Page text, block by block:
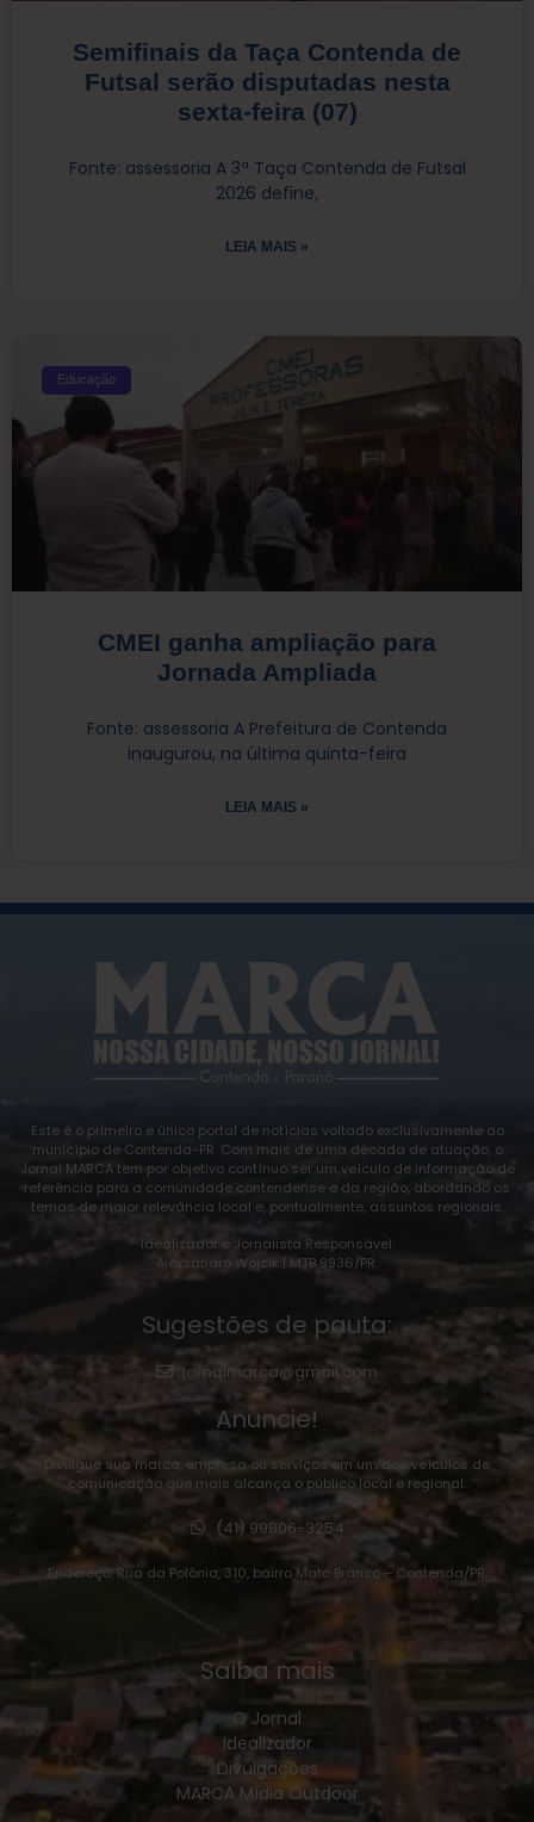
Semifinais da Taça Contenda de
Futsal serão disputadas nesta
sexta-feira (07)
Fonte: assessoria A 3ª Taça Contenda de Futsal
2026 define,
LEIA MAIS »
Educação
CMEI ganha ampliação para
Jornada Ampliada
Fonte: assessoria A Prefeitura de Contenda
inaugurou, na última quinta-feira
LEIA MAIS »
Este é o primeiro e único portal de notícias voltado exclusivamente ao
município de Contenda-PR. Com mais de uma década de atuação, o
Jornal MARCA tem por objetivo contínuo ser um veículo de informação de
referência para a comunidade contendense e da região, abordando os
temas de maior relevância local e, pontualmente, assuntos regionais.
Idealizador e Jornalista Responsável:
Alexsandro Wojcik | MTB 9936/PR.
Sugestões de pauta:
jornalmarca@gmail.com
Anuncie!
Divulgue sua marca, empresa ou serviços em um dos veículos de
comunicação que mais alcança o público local e regional:
(41) 99806-3254
Endereço: Rua da Polônia, 310, bairro Mato Branco – Contenda/PR.
Saiba mais
O Jornal
Idealizador
Divulgações
MARCA Mídia Outdoor